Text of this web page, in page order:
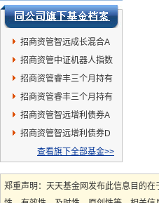
招商资管智远成长混合A
招商资管中证机器人指数
发起C
招商资管睿丰三个月持有
期债券D
招商资管睿丰三个月持有
期债券C
招商资管智远增利债券A
招商资管智远增利债券D
查看旗下全部基金>>
郑重声明：天天基金网发布此信息目的